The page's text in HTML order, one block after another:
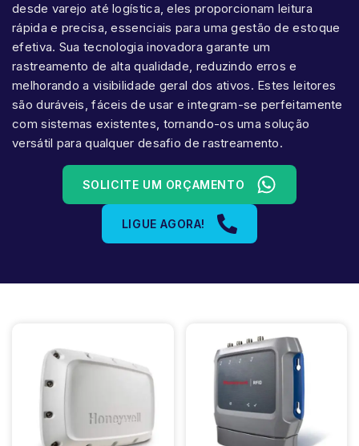
desde varejo até logística, eles proporcionam leitura
rápida e precisa, essenciais para uma gestão de estoque
efetiva. Sua tecnologia inovadora garante um
rastreamento de alta qualidade, reduzindo erros e
melhorando a visibilidade geral dos ativos. Estes leitores
são duráveis, fáceis de usar e integram-se perfeitamente
com sistemas existentes, tornando-os uma solução
versátil para qualquer desafio de rastreamento.
SOLICITE UM ORÇAMENTO
LIGUE AGORA!